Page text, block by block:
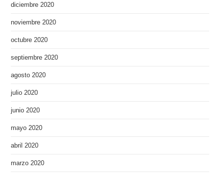
diciembre 2020
noviembre 2020
octubre 2020
septiembre 2020
agosto 2020
julio 2020
junio 2020
mayo 2020
abril 2020
marzo 2020